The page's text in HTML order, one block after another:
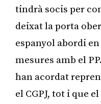
tindrà socis per
deixat la porta
espanyol abordi
mesures amb el
han acordat
el CGPJ, tot i que